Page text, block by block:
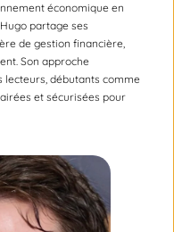
économique en
partage ses
de gestion financière,
Son approche
lecteurs, débutants comme
et sécurisées pour